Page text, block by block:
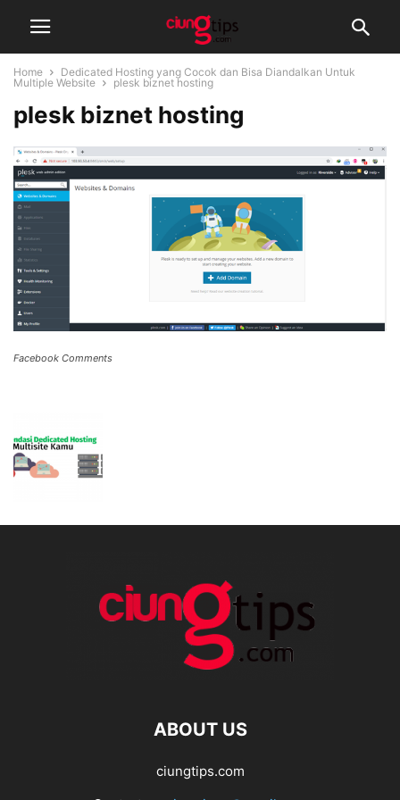
Home
Dedicated Hosting yang Cocok dan Bisa Diandalkan Untuk
Multiple Website
plesk biznet hosting
plesk biznet hosting
Facebook Comments
ABOUT US
ciungtips.com